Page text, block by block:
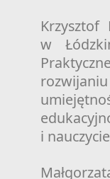
Krzysztof
w
i